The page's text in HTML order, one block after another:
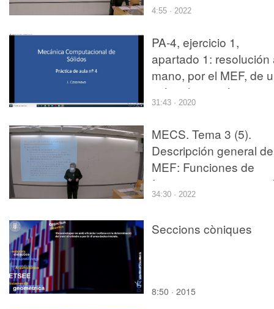
4:55 · 2022
PA-4, ejercicio 1,
apartado 1: resolución
mano, por el MEF, de
ménsula isostática
modelada mediante 3
31:43 · 2020
MECS. Tema 3 (5).
Descripción general
MEF: Funciones de
forma y convergencia
método
34:30 · 2022
Seccions còniques
8:50 · 2015